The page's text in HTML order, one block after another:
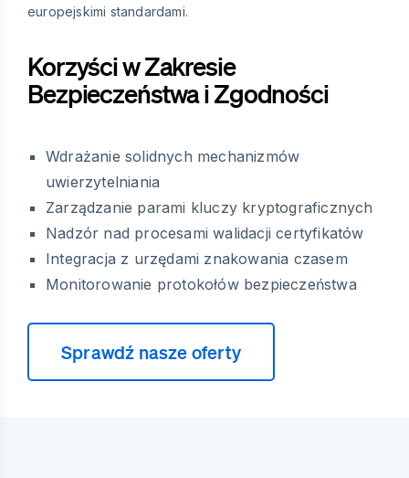
europejskimi standardami.
Korzyści w Zakresie
Bezpieczeństwa i Zgodności
Wdrażanie solidnych mechanizmów
uwierzytelniania
Zarządzanie parami kluczy kryptograficznych
Nadzór nad procesami walidacji certyfikatów
Integracja z urzędami znakowania czasem
Monitorowanie protokołów bezpieczeństwa
Sprawdź nasze oferty